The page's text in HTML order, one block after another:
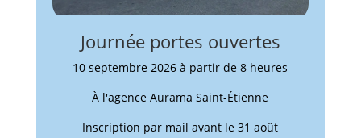
Journée portes ouvertes
10 septembre 2026 à partir de 8 heures
À l'agence Aurama Saint-Étienne
Inscription par mail avant le 31 août